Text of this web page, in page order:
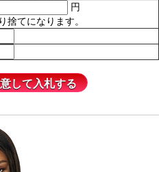
円
捨てになります。